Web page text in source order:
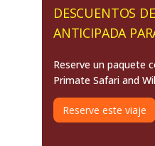
DESCUENTOS
ANTICIPADA
Reserve un paquete
Primate Safari and
Reserve este viaje